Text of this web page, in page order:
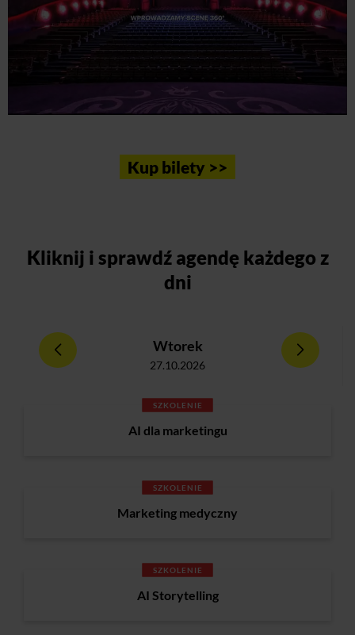
Kup bilety >>
Kliknij i sprawdź agendę każdego z
dni
Wtorek
27.10.2026
SZKOLENIE
AI dla marketingu
SZKOLENIE
Marketing medyczny
SZKOLENIE
AI Storytelling